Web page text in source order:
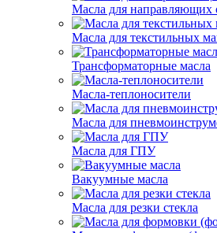
Масла для направляющих
Масла для текстильных
Трансформаторные масла
Масла-теплоносители
Масла для
Масла для ГПУ
Вакуумные масла
Масла для резки стекла